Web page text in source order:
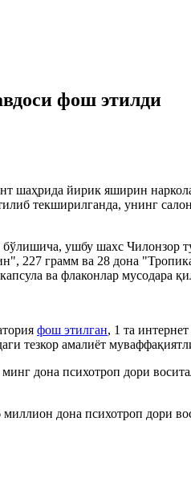
фош этилди
шаҳрида йирик яширин
текширилганда, унинг
ушбу шахс Чилонзор
227 грамм ва 28 дона
ва флаконлар мусодара
фош этилган, 1 та
тезкор амалиёт
дона психотроп дори
дона психотроп дори